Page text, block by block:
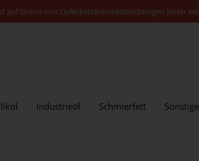
auf Grund von Lieferkettenunterbrechungen leider
Industrieöl Schmierfett